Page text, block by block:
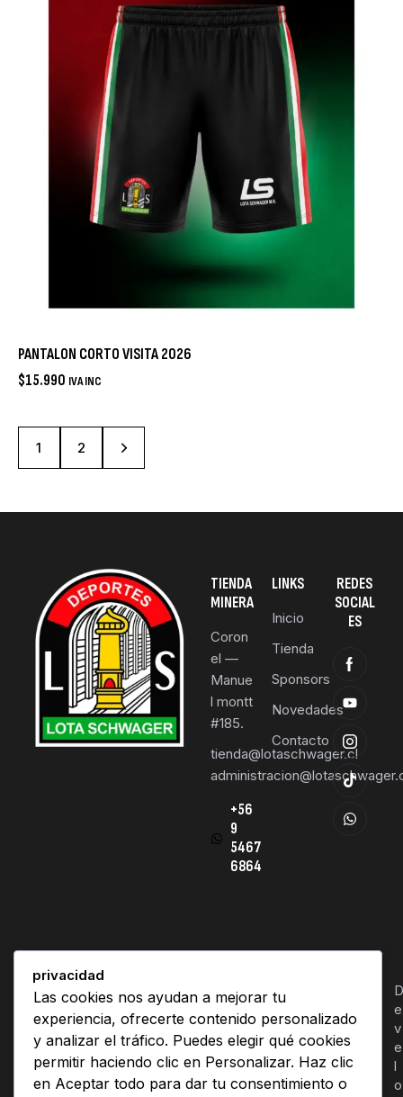
PANTALON CORTO VISITA 2026
$15.990 IVA INC
1 2
→
TIENDA
MINERA
Coron
el —
Manue
l montt
#185.
tienda@lotaschwager.cl
+56
9
5467
6864
LINKS
Inicio
Tienda
Sponsors
Novedades
Contacto
REDES
SOCIAL
ES
Deportes lota schwager© 2026. Derechos Reservado
D
e
v
e
l
o
privacidad
Las cookies nos ayudan a mejorar tu
experiencia, ofrecerte contenido personalizado
y analizar el tráfico. Puedes elegir qué cookies
permitir haciendo clic en Personalizar. Haz clic
en Aceptar todo para dar tu consentimiento o